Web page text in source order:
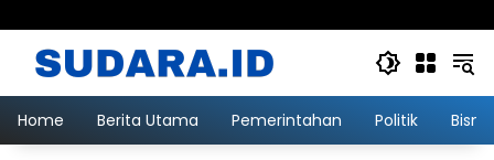
Home Berita Utama Pemerintahan Politik